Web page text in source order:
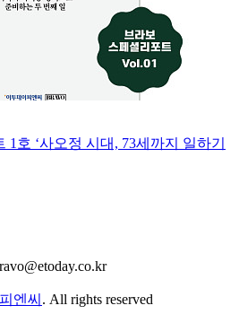
1호 ‘사오정 시대, 73세까지 일하기
엔씨 . All rights reserved